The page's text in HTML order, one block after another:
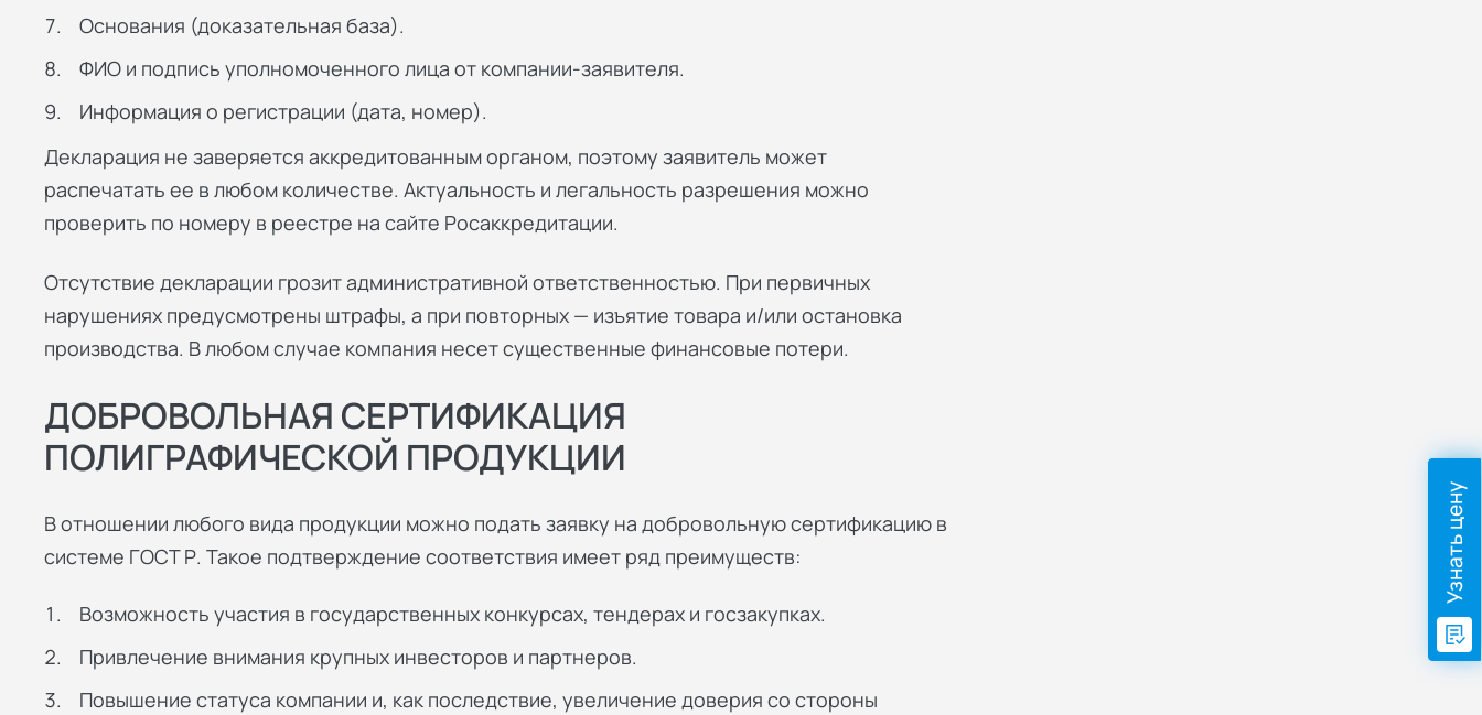
Основания (доказательная база).
ФИО и подпись уполномоченного лица от компании-заявителя.
Информация о регистрации (дата, номер).
Декларация не заверяется аккредитованным органом, поэтому заявитель может
распечатать ее в любом количестве. Актуальность и легальность разрешения можно
проверить по номеру в реестре на сайте Росаккредитации.
Отсутствие декларации грозит административной ответственностью. При первичных
нарушениях предусмотрены штрафы, а при повторных — изъятие товара и/или остановка
производства. В любом случае компания несет существенные финансовые потери.
ДОБРОВОЛЬНАЯ СЕРТИФИКАЦИЯ
ПОЛИГРАФИЧЕСКОЙ ПРОДУКЦИИ
В отношении любого вида продукции можно подать заявку на добровольную сертификацию в
системе ГОСТ Р. Такое подтверждение соответствия имеет ряд преимуществ:
Возможность участия в государственных конкурсах, тендерах и госзакупках.
Привлечение внимания крупных инвесторов и партнеров.
Повышение статуса компании и, как последствие, увеличение доверия со стороны
Узнать цену